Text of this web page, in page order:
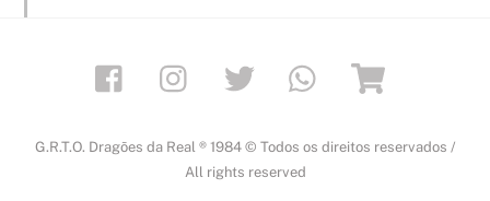
Facebook Instagram Twitter Whatsapp
G.R.T.O. Dragões da Real ® 1984 © Todos os direitos reservados /
All rights reserved